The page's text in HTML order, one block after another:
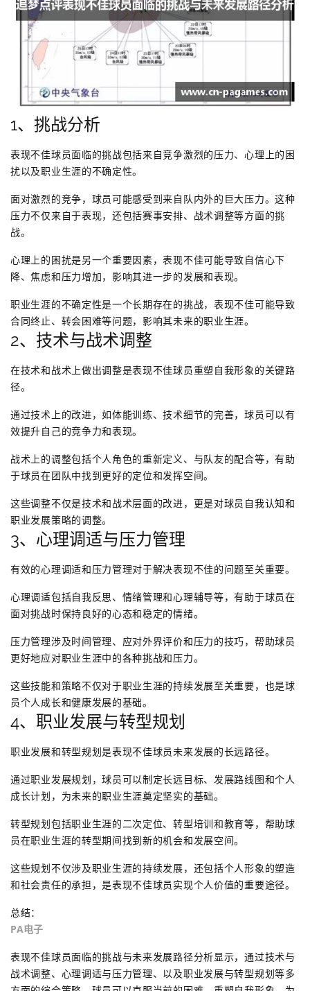
1、挑战分析
表现不佳球员面临的挑战包括来自竞争激烈的压力、心理上的困
扰以及职业生涯的不确定性。
面对激烈的竞争，球员可能感受到来自队内外的巨大压力。这种
压力不仅来自于表现，还包括赛事安排、战术调整等方面的挑
战。
心理上的困扰是另一个重要因素，表现不佳可能导致自信心下
降、焦虑和压力增加，影响其进一步的发展和表现。
职业生涯的不确定性是一个长期存在的挑战，表现不佳可能导致
合同终止、转会困难等问题，影响其未来的职业生涯。
2、技术与战术调整
在技术和战术上做出调整是表现不佳球员重塑自我形象的关键路
径。
通过技术上的改进，如体能训练、技术细节的完善，球员可以有
效提升自己的竞争力和表现。
战术上的调整包括个人角色的重新定义、与队友的配合等，有助
于球员在团队中找到更好的定位和发挥空间。
这些调整不仅是技术和战术层面的改进，更是对球员自我认知和
职业发展策略的调整。
3、心理调适与压力管理
有效的心理调适和压力管理对于解决表现不佳的问题至关重要。
心理调适包括自我反思、情绪管理和心理辅导等，有助于球员在
面对挑战时保持良好的心态和稳定的情绪。
压力管理涉及时间管理、应对外界评价和压力的技巧，帮助球员
更好地应对职业生涯中的各种挑战和压力。
这些技能和策略不仅对于职业生涯的持续发展至关重要，也是球
员个人成长和健康发展的基础。
4、职业发展与转型规划
职业发展和转型规划是表现不佳球员未来发展的长远路径。
通过职业发展规划，球员可以制定长远目标、发展路线图和个人
成长计划，为未来的职业生涯奠定坚实的基础。
转型规划包括职业生涯的二次定位、转型培训和教育等，帮助球
员在职业生涯的转型期间找到新的机会和发展空间。
这些规划不仅涉及职业生涯的持续发展，还包括个人形象的塑造
和社会责任的承担，是表现不佳球员实现个人价值的重要途径。
总结：
PA电子
表现不佳球员面临的挑战与未来发展路径分析显示，通过技术与
战术调整、心理调适与压力管理、以及职业发展与转型规划等多